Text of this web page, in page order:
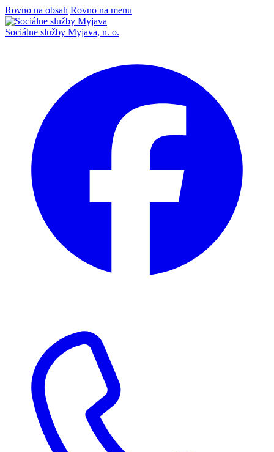
Rovno na obsah Rovno na menu
Sociálne služby Myjava, n. o.